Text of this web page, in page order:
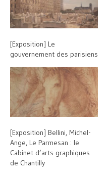
[Exposition] Le
gouvernement des parisiens
[Exposition] Bellini, Michel-
Ange, Le Parmesan : le
Cabinet d’arts graphiques
de Chantilly